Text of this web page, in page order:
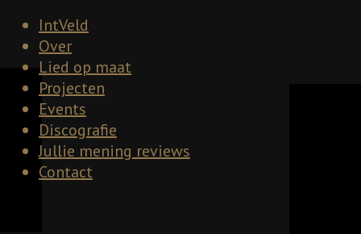
IntVeld
Over
Lied op maat
Projecten
Events
Discografie
Jullie mening reviews
Contact